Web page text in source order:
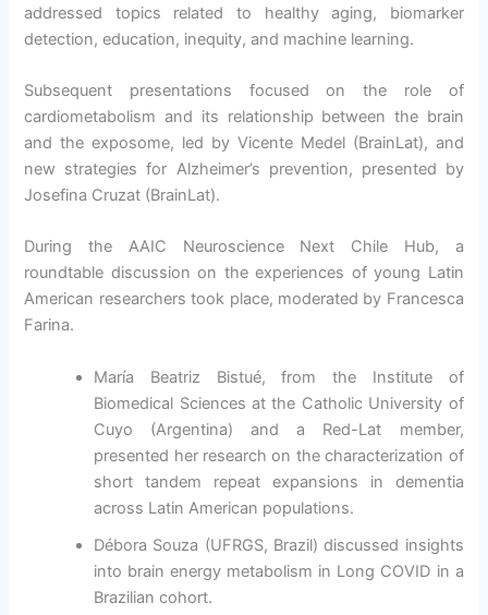
addressed topics related to healthy aging, biomarker
detection, education, inequity, and machine learning.
Subsequent presentations focused on the role of
cardiometabolism and its relationship between the brain
and the exposome, led by Vicente Medel (BrainLat), and
new strategies for Alzheimer’s prevention, presented by
Josefina Cruzat (BrainLat).
During the AAIC Neuroscience Next Chile Hub, a
roundtable discussion on the experiences of young Latin
American researchers took place, moderated by Francesca
Farina.
María Beatriz Bistué, from the Institute of
Biomedical Sciences at the Catholic University of
Cuyo (Argentina) and a Red-Lat member,
presented her research on the characterization of
short tandem repeat expansions in dementia
across Latin American populations.
Débora Souza (UFRGS, Brazil) discussed insights
into brain energy metabolism in Long COVID in a
Brazilian cohort.